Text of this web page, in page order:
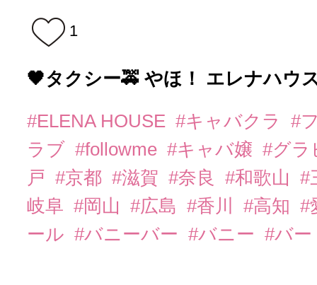
1
🖤タクシー🚕 やほ！ エレナハウ
#ELENA HOUSE #キャバクラ
#
ラブ #followme #キャバ嬢 #グ
戸 #京都 #滋賀 #奈良 #和歌山
#
岐阜 #岡山 #広島 #香川 #高知 #
ール #バニーバー #バニー #バー